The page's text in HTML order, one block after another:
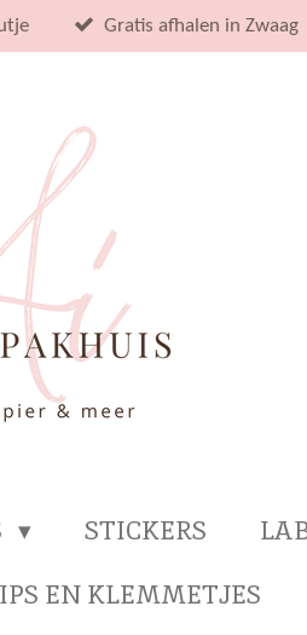
Gratis afhalen in Zwaag
STICKERS
EN KLEMMETJES